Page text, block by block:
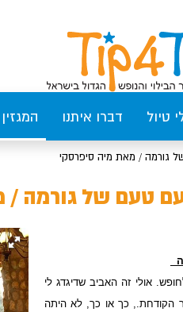
טיול דברו איתנו המגזין
גורמה / מאת מיה סיפרסקי
עם טעם של גורמה
אולי זה האביב שדיגדג לי
הקודחת., כך או כך, לא היתה